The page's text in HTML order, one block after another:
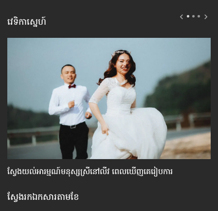
វេទិកាស្នេហ៍
ស្វែង​យល់​អារម្មណ៍​មនុស្ស​ស្រី​នៅ​លីវ ពេល​ឃើញ​គេ​រៀបការ
ស្វែងរកឯកសារតាមខែ